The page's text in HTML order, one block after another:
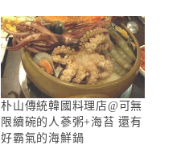
朴山傳統韓國料理店@可無
限續碗的人蔘粥+海苔 還有
好霸氣的海鮮鍋